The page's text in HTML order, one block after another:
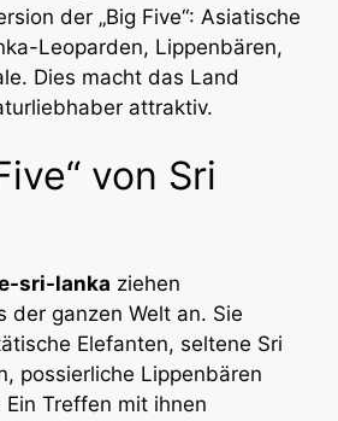
der „Big Five“: Asiatische
Leoparden, Lippenbären,
Dies macht das Land
attraktiv.
von Sri
sri-lanka ziehen
der ganzen Welt an. Sie
Elefanten, seltene Sri
possierliche Lippenbären
Ein Treffen mit ihnen